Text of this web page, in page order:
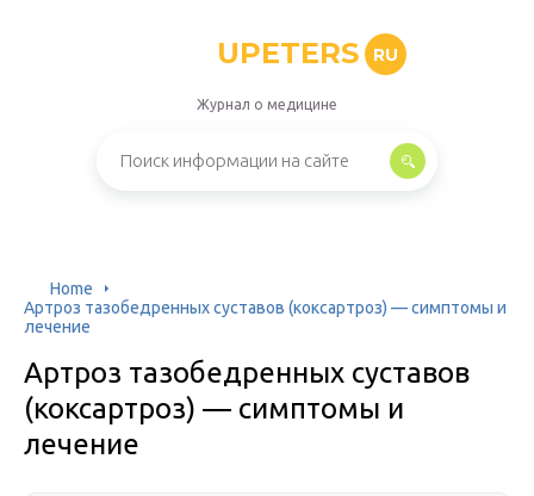
UPETERS RU
Журнал о медицине
Home
Артроз тазобедренных суставов (коксартроз) — симптомы и
лечение
Артроз тазобедренных суставов
(коксартроз) — симптомы и
лечение